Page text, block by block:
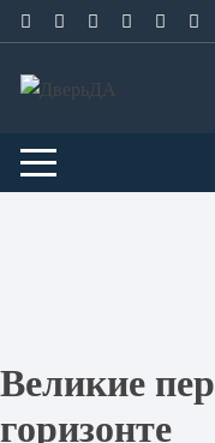
Перейти
к
содержимому
Великие
горизонте